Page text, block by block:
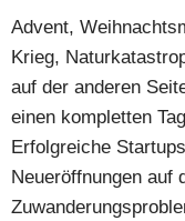
Advent,
Krieg,
auf der anderen
einen kompletten
Erfolgreiche
Neueröffnungen auf